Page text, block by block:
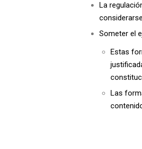
La
Someter el
Estas
Las